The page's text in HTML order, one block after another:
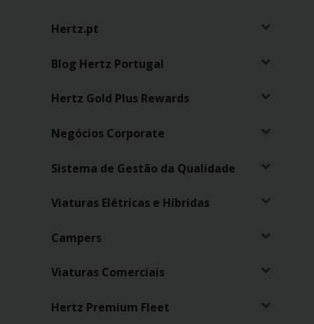
Hertz.pt
Blog Hertz Portugal
Hertz Gold Plus Rewards
Negócios Corporate
Sistema de Gestão da Qualidade
Viaturas Elétricas e Híbridas
Campers
Viaturas Comerciais
Hertz Premium Fleet